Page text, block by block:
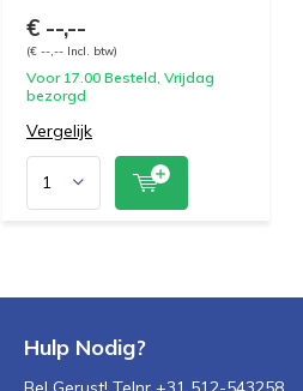
€ --,--
(€ --,-- Incl. btw)
Voor 17.00 Besteld, Vrijdag
bezorgd
Vergelijk
Hulp Nodig?